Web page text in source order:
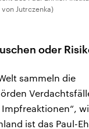
Jutrczenka)
oder
sammeln die
ist das Paul-